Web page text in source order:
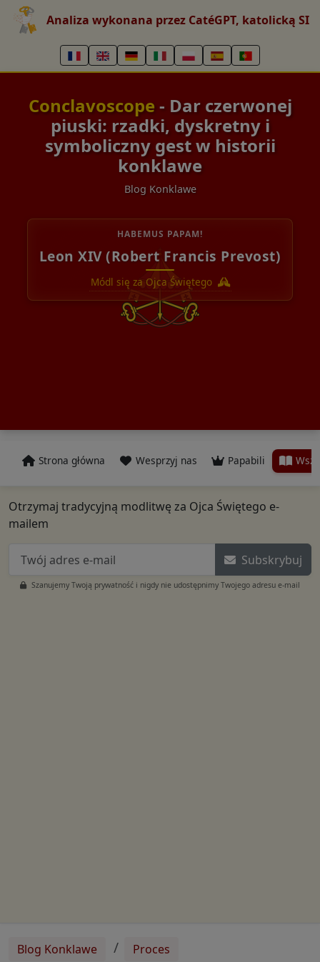
Analiza wykonana przez CatéGPT, katolicką SI
Conclavoscope - Dar czerwonej
piuski: rzadki, dyskretny i
symboliczny gest w historii
konklawe
Blog Konklawe
HABEMUS PAPAM!
Leon XIV (Robert Francis Prevost)
Módl się za Ojca Świętego
Strona główna Wesprzyj nas Papabili
Otrzymaj tradycyjną modlitwę za Ojca Świętego e-
mailem
Subskrybuj
Szanujemy Twoją prywatność i nigdy nie udostępnimy Twojego adresu e-mail
Blog Konklawe
Proces